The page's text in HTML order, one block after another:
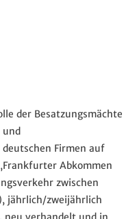
der Besatzungsmächte
und
Firmen auf
Abkommen
zwischen
jährlich/zweijährlich